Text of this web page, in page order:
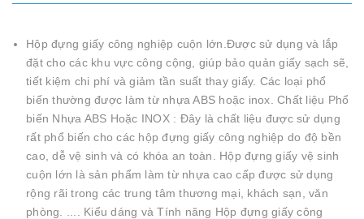
Hộp đựng giấy công nghiệp cuộn lớn.Được sử dụng và lắp
đặt cho các khu vực công cộng, giúp bảo quản giấy sạch sẽ,
tiết kiệm chi phí và giảm tần suất thay giấy. Các loại phổ
biến thường được làm từ nhựa ABS hoặc inox. Chất liệu Phổ
biến Nhựa ABS Hoặc INOX : Đây là chất liệu được sử dụng
rất phổ biến cho các hộp đựng giấy công nghiệp do độ bền
cao, dễ vệ sinh và có khóa an toàn. Hộp đựng giấy vệ sinh
cuộn lớn là sản phẩm làm từ nhựa cao cấp được sử dụng
rộng rãi trong các trung tâm thương mại, khách sạn, văn
phòng. .... Kiểu dáng và Tính năng Hộp đựng giấy công